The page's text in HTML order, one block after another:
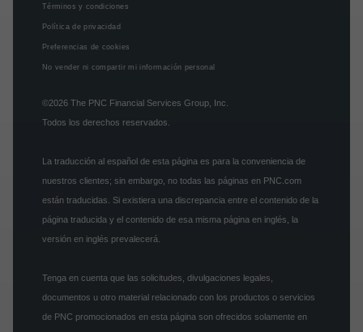
Términos y condiciones
Política de privacidad
Preferencias de cookies
No vender ni compartir mi información personal
©2026 The PNC Financial Services Group, Inc.
Todos los derechos reservados.
La traducción al español de esta página es para la conveniencia de
nuestros clientes; sin embargo, no todas las páginas en PNC.com
están traducidas. Si existiera una discrepancia entre el contenido de la
página traducida y el contenido de esa misma página en inglés, la
versión en inglés prevalecerá.
Tenga en cuenta que las solicitudes, divulgaciones legales,
documentos u otro material relacionado con los productos o servicios
de PNC promocionados en esta página son ofrecidos solamente en